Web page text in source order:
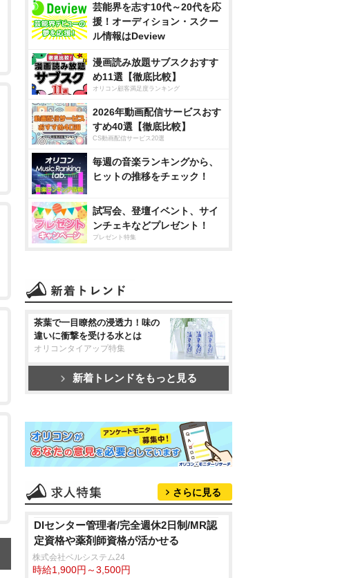
芸能界を志す10代～20代を応
援！オーディション・スクー
ル情報はDeview
漫画読み放題サブスクおすす
め11選【徹底比較】
オリコン顧客満足度ランキング
2026年動画配信サービスおす
すめ40選【徹底比較】
CS動画配信サービス20選
毎週の音楽ランキングから、
ヒットの推移をチェック！
試写会、登壇イベント、サイ
ンチェキなどプレゼント！
プレゼント特集
茶葉で一目瞭然の浸透力！味の
違いに衝撃を受ける水とは
オリコンタイアップ特集
新着トレンドをもっと見る
さらに見る
DIセンター管理者/完全週休2日制/MR認
定資格や薬剤師資格が活かせる
株式会社ベルシステム24
時給1,900円～3,500円